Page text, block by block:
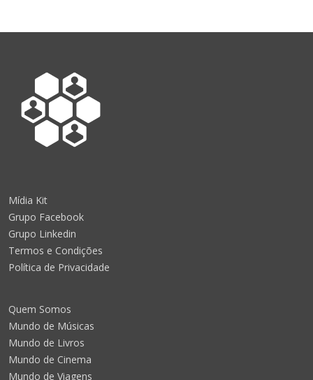
Mídia Kit
Grupo Facebook
Grupo Linkedin
Termos e Condições
Política de Privacidade
Quem Somos
Mundo de Músicas
Mundo de Livros
Mundo de Cinema
Mundo de Viagens